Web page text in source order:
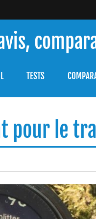
TESTS
pour le